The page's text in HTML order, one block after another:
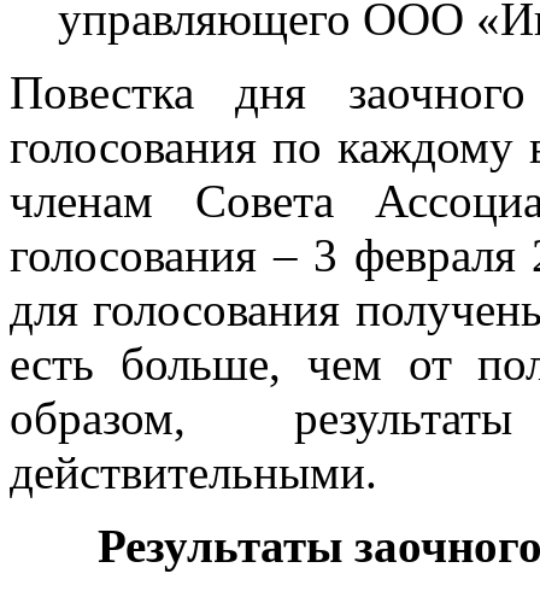
управляющего ООО
Повестка дня
голосования по каждому
членам Совета
голосования – 3
для голосования
есть больше, чем от
образом,
действительными.
Результаты